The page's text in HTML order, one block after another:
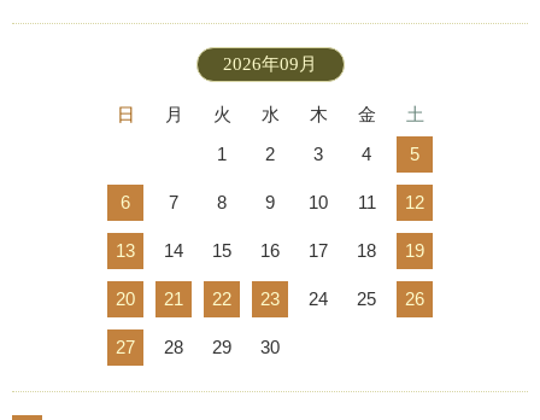
2026年09月
日 月 火 水 木 金
土
1
2 3 4 5
6 7 8 9 10 11 12
13 14 15 16 17 18 19
20 21 22 23 24 25 26
27 28 29 30